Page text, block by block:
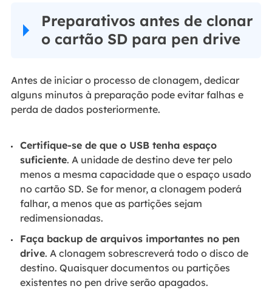
Preparativos antes de clonar
o cartão SD para pen drive
Antes de iniciar o processo de clonagem, dedicar
alguns minutos à preparação pode evitar falhas e
perda de dados posteriormente.
Certifique-se de que o USB tenha espaço
suficiente. A unidade de destino deve ter pelo
menos a mesma capacidade que o espaço usado
no cartão SD. Se for menor, a clonagem poderá
falhar, a menos que as partições sejam
redimensionadas.
Faça backup de arquivos importantes no pen
drive. A clonagem sobrescreverá todo o disco de
destino. Quaisquer documentos ou partições
existentes no pen drive serão apagados.